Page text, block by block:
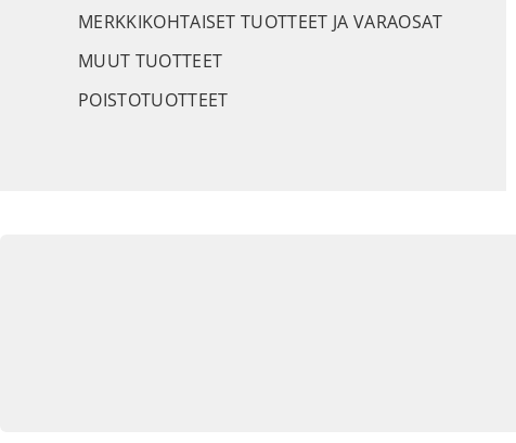
MERKKIKOHTAISET TUOTTEET JA VARAOSAT
MUUT TUOTTEET
POISTOTUOTTEET